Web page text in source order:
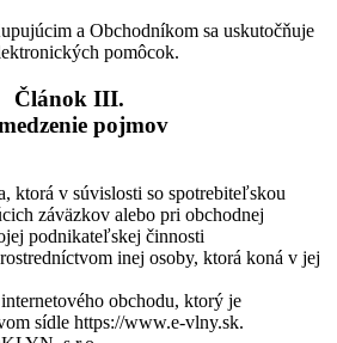
a Obchodníkom sa uskutočňuje
pomôcok.
Článok III.
pojmov
ktorá v súvislosti so spotrebiteľskou
záväzkov alebo pri obchodnej
podnikateľskej činnosti
inej osoby, ktorá koná v jej
obchodu, ktorý je
sídle https://www.e-vlny.sk.